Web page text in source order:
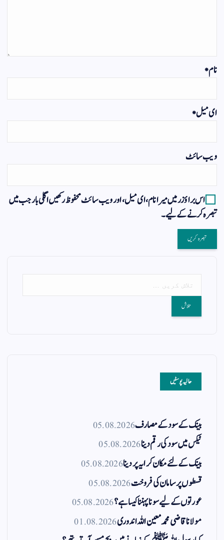
نام*
ای میل*
ویب‌ سائٹ
اس براؤزر میں میرا نام، ای میل، اور ویب سائٹ محفوظ رکھیں اگلی بار جب میں
تبصرہ کرنے کےلیے۔
حالیہ پوسٹیں
بینک کے سود کے مصارف05.08.2026
ٹیکس میں سود کی رقم دینا05.08.2026
بینک کے لئے مکان کرایہ پر دینا05.08.2026
قسطوں پر سامان کی فروخت05.08.2026
عورتوں کے لیے سونا پہننا کیسا ہے؟05.08.2026
مولانا قاضی محمد معین اللہ اندوری01.08.2026